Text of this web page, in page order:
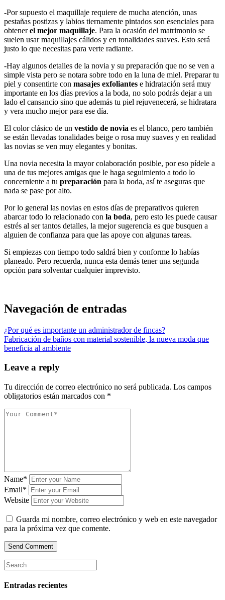
-Por supuesto el maquillaje requiere de mucha atención, unas
pestañas postizas y labios tiernamente pintados son esenciales para
obtenerel mejor maquillaje. Para la ocasión del matrimonio se
suelen usar maquillajes cálidos y en tonalidades suaves. Esto será
justo lo que necesitas para verte radiante.
-Hay algunos detalles de la novia y su preparación que no se ven a
simple vista pero se notara sobre todo en la luna de miel. Preparar tu
piel y consentirte con masajes exfoliantes e hidratación será muy
importante en los días previos a la boda, no solo podrás dejar a un
lado el cansancio sino que además tu piel rejuvenecerá, se hidratara
y vera mucho mejor para ese día.
El color clásico de un vestido de novia es el blanco, pero también
se están llevadas tonalidades beige o rosa muy suaves y en realidad
las novias se ven muy elegantes y bonitas.
Una novia necesita la mayor colaboración posible, por eso pídele a
una de tus mejores amigas que le haga seguimiento a todo lo
concerniente a tu preparación para la boda, así te aseguras que
nada se pase por alto.
Por lo general las novias en estos días de preparativos quieren
abarcar todo lo relacionado con la boda, pero esto les puede causar
estrés al ser tantos detalles, la mejor sugerencia es que busquen a
alguien de confianza para que las apoye con algunas tareas.
Si empiezas con tiempo todo saldrá bien y conforme lo habías
planeado. Pero recuerda, nunca esta demás tener una segunda
opción para solventar cualquier imprevisto.
Navegación de entradas
¿Por qué es importante un administrador de fincas?
Fabricación de baños con material sostenible, la nueva moda que
beneficia al ambiente
Leave a reply
Tu dirección de correo electrónico no será publicada. Los campos
obligatorios están marcados con *
Name*
Email*
Website
Guarda mi nombre, correo electrónico y web en este navegador
para la próxima vez que comente.
Entradas recientes